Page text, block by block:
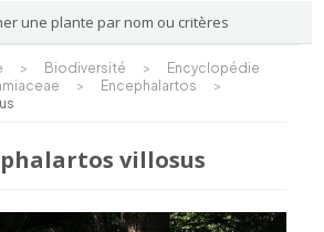
une plante par nom ou critères
> Biodiversité >
Encyclopédie
> Encephalartos
>
villosus